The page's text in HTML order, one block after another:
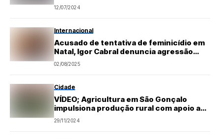
12/07/2024
Internacional
Acusado de tentativa de feminicídio em
Natal, Igor Cabral denuncia agressão
dentro de presídio
02/08/2025
Cidade
VÍDEO; Agricultura em São Gonçalo
impulsiona produção rural com apoio aos
agricultores
29/11/2024